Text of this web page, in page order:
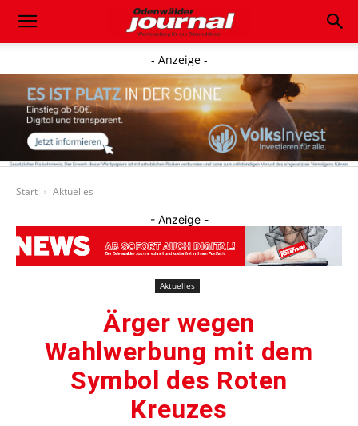
- Anzeige -
Start Aktuelles
- Anzeige -
Aktuelles
Ärger wegen
Wahlwerbung mit dem
Symbol des Roten
Kreuzes